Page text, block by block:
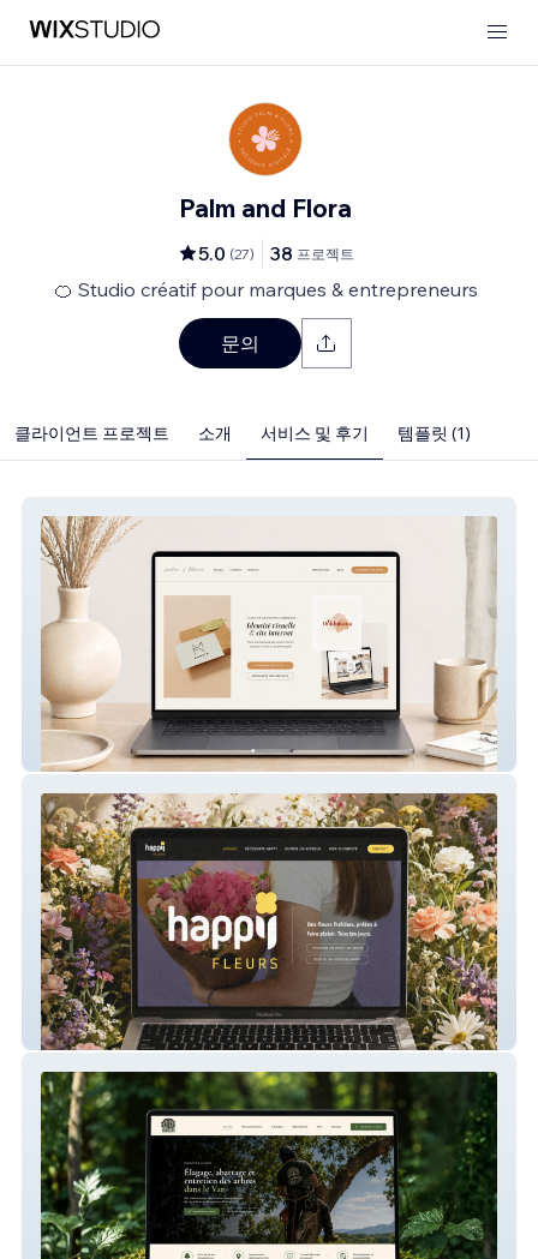
Palm and Flora
5.0 (27) 38 프로젝트
🍊 Studio créatif pour marques & entrepreneurs
문의
클라이언트 프로젝트 소개 서비스 및 후기 템플릿 (1)
Palm & Flora – Site du studio
Happy Fleurs – Création de site vitrine